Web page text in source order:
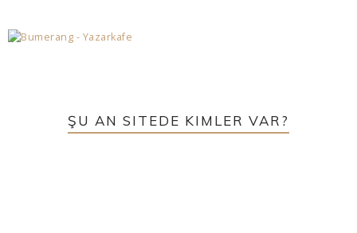
ŞU AN SITEDE KIMLER VAR?